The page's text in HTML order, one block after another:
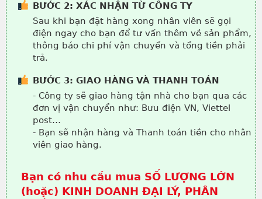
BƯỚC 2: XÁC NHẬN TỪ CÔNG TY
Sau khi bạn đặt hàng xong nhân viên sẽ gọi
điện ngay cho bạn để tư vấn thêm về sản phẩm,
thông báo chi phí vận chuyển và tổng tiền phải
trả.
BƯỚC 3: GIAO HÀNG VÀ THANH TOÁN
- Công ty sẽ giao hàng tận nhà cho bạn qua các
đơn vị vận chuyển như: Bưu điện VN, Viettel
post…
- Bạn sẽ nhận hàng và Thanh toán tiền cho nhân
viên giao hàng.
Bạn có nhu cầu mua SỐ LƯỢNG LỚN
(hoặc) KINH DOANH ĐẠI LÝ, PHÂN